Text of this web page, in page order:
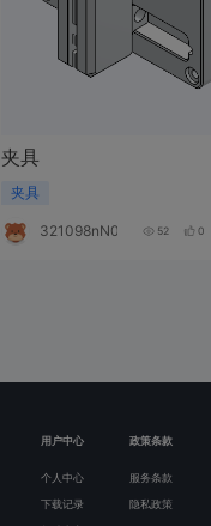
夹具
夹具
321098nN020o 52 0
用户中心 政策条款
个人中心 服务条款
下载记录 隐私政策